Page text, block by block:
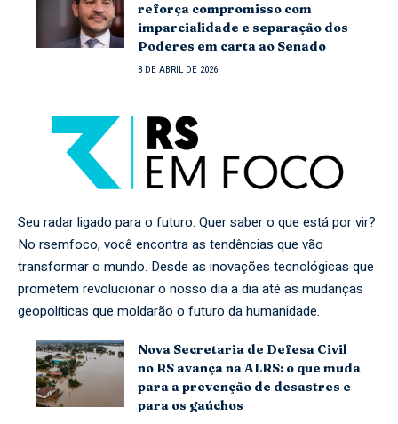
reforça compromisso com
imparcialidade e separação dos
Poderes em carta ao Senado
8 DE ABRIL DE 2026
Seu radar ligado para o futuro. Quer saber o que está por vir?
No rsemfoco, você encontra as tendências que vão
transformar o mundo. Desde as inovações tecnológicas que
prometem revolucionar o nosso dia a dia até as mudanças
geopolíticas que moldarão o futuro da humanidade.
Nova Secretaria de Defesa Civil
no RS avança na ALRS: o que muda
para a prevenção de desastres e
para os gaúchos